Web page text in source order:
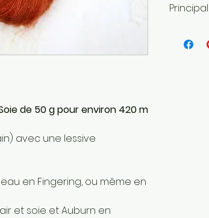
de 50 g pour environ 420 m
avec une lessive
en Fingering, ou même en
et soie et Auburn en
Poids